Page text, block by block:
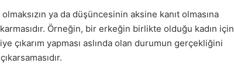
ya da düşüncesinin aksine kanıt olmasına
Örneğin, bir erkeğin birlikte olduğu kadın için
çıkarım yapması aslında olan durumun gerçekliğini